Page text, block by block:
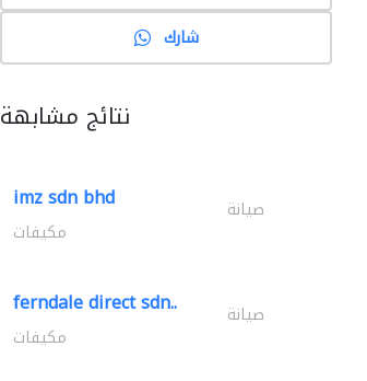
شارك
نتائج مشابهة
imz sdn bhd صيانة
مكيفات
ferndale direct sdn.. صيانة
مكيفات